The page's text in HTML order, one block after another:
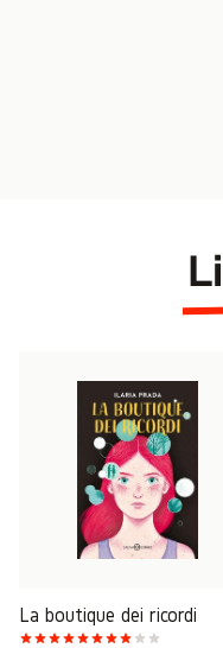
La boutique dei ricordi